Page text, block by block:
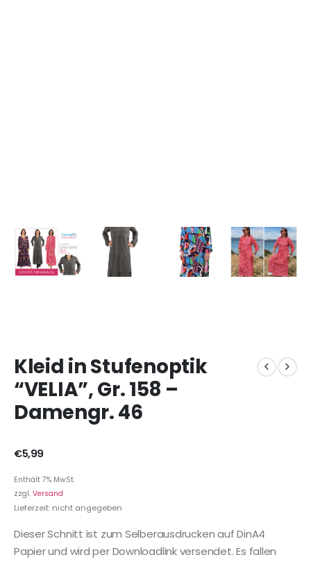
Kleid in Stufenoptik
“VELIA”, Gr. 158 –
Damengr. 46
€5,99
Enthält 7% MwSt.
zzgl. Versand
Lieferzeit: nicht angegeben
Dieser Schnitt ist zum Selberausdrucken auf DinA4
Papier und wird per Downloadlink versendet. Es fallen